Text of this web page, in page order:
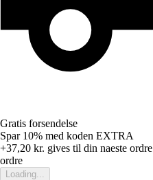
Gratis forsendelse
Spar 10% med koden EXTRA
+37,20 kr. gives til din naeste ordre
ordre
Loading...